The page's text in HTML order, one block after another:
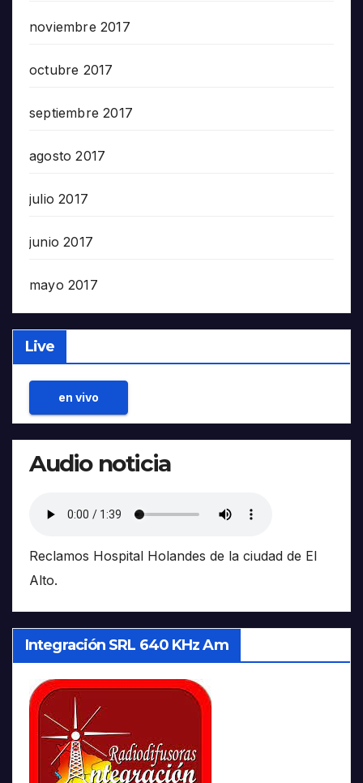
noviembre 2017
octubre 2017
septiembre 2017
agosto 2017
julio 2017
junio 2017
mayo 2017
Live
en vivo
Audio noticia
Reclamos Hospital Holandes de la ciudad de El
Alto.
Integración SRL 640 KHz Am